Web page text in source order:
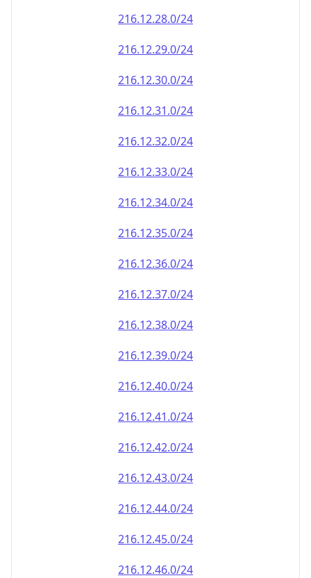
216.12.28.0/24
216.12.29.0/24
216.12.30.0/24
216.12.31.0/24
216.12.32.0/24
216.12.33.0/24
216.12.34.0/24
216.12.35.0/24
216.12.36.0/24
216.12.37.0/24
216.12.38.0/24
216.12.39.0/24
216.12.40.0/24
216.12.41.0/24
216.12.42.0/24
216.12.43.0/24
216.12.44.0/24
216.12.45.0/24
216.12.46.0/24